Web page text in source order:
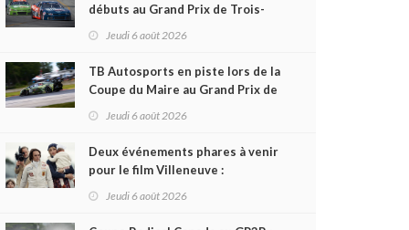
débuts au Grand Prix de Trois-
Rivières avec un format inspiré
Jeudi 6 août 2026
TB Autosports en piste lors de la
Coupe du Maire au Grand Prix de
Trois-Rivières
Jeudi 6 août 2026
Deux événements phares à venir
pour le film Villeneuve :
L'ascension d'une légende (+
Jeudi 6 août 2026